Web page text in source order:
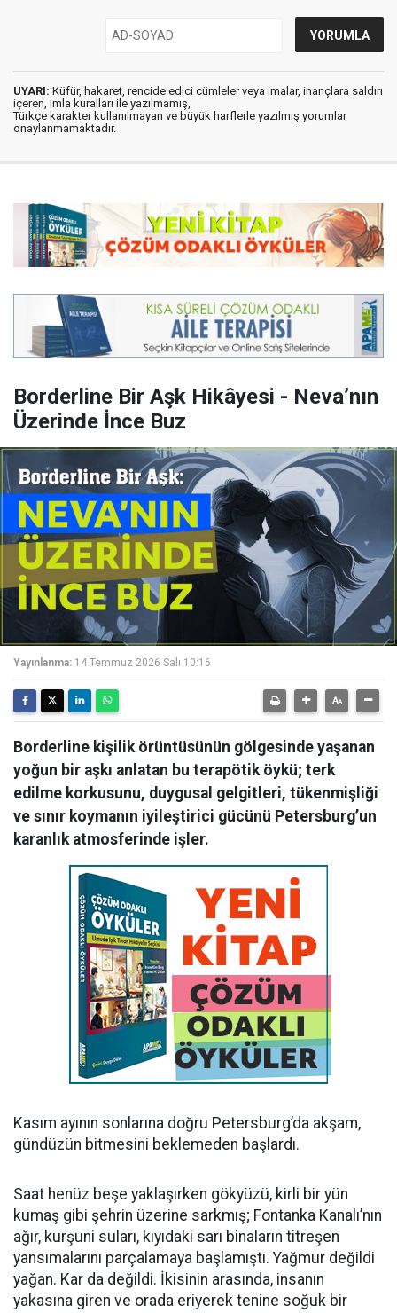
UYARI: Küfür, hakaret, rencide edici cümleler veya imalar, inançlara saldırı
içeren, imla kuralları ile yazılmamış,
Türkçe karakter kullanılmayan ve büyük harflerle yazılmış yorumlar
onaylanmamaktadır.
Borderline Bir Aşk Hikâyesi - Neva’nın
Üzerinde İnce Buz
Yayınlanma: 14 Temmuz 2026 Salı 10:16
Borderline kişilik örüntüsünün gölgesinde yaşanan
yoğun bir aşkı anlatan bu terapötik öykü; terk
edilme korkusunu, duygusal gelgitleri, tükenmişliği
ve sınır koymanın iyileştirici gücünü Petersburg’un
karanlık atmosferinde işler.
Kasım ayının sonlarına doğru Petersburg’da akşam,
gündüzün bitmesini beklemeden başlardı.
Saat henüz beşe yaklaşırken gökyüzü, kirli bir yün
kumaş gibi şehrin üzerine sarkmış; Fontanka Kanalı’nın
ağır, kurşuni suları, kıyıdaki sarı binaların titreşen
yansımalarını parçalamaya başlamıştı. Yağmur değildi
yağan. Kar da değildi. İkisinin arasında, insanın
yakasına giren ve orada eriyerek tenine soğuk bir